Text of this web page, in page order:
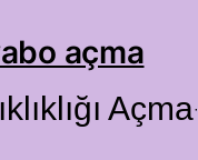
açma
Açma·